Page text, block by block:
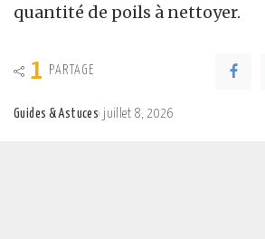
quantité de poils à nettoyer.
1 PARTAGE
Guides & Astuces juillet 8, 2026